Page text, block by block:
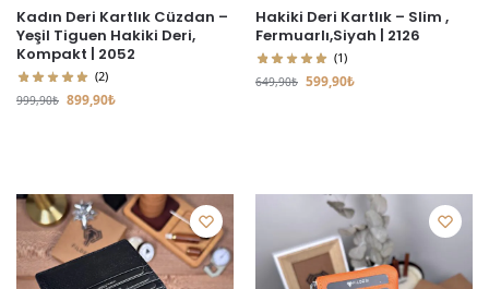
Kadın Deri Kartlık Cüzdan –
Yeşil Tiguen Hakiki Deri,
Kompakt | 2052
(2)
999,90₺ 899,90₺
Hakiki Deri Kartlık – Slim ,
Fermuarlı,Siyah | 2126
(1)
649,90₺ 599,90₺